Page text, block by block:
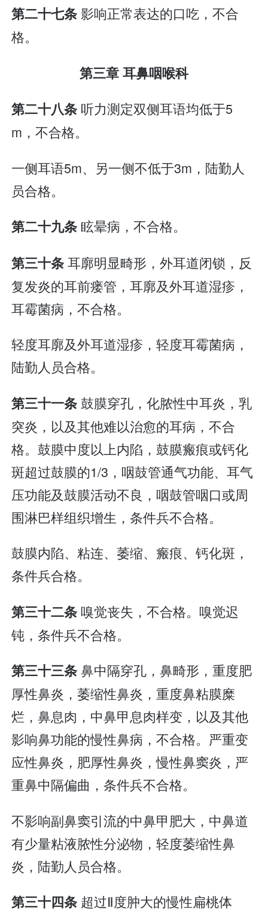
第二十七条影响正常表达的口吃，不合
格。
第三章 耳鼻咽喉科
第二十八条 听力测定双侧耳语均低于5
m，不合格。
一侧耳语5m、另一侧不低于3m，陆勤人
员合格。
第二十九条 眩晕病，不合格。
第三十条耳廓明显畸形，外耳道闭锁，反
复发炎的耳前瘘管，耳廓及外耳道湿疹，
耳霉菌病，不合格。
轻度耳廓及外耳道湿疹，轻度耳霉菌病，
陆勤人员合格。
第三十一条鼓膜穿孔，化脓性中耳炎，乳
突炎，以及其他难以治愈的耳病，不合
格。鼓膜中度以上内陷，鼓膜瘢痕或钙化
斑超过鼓膜的1/3，咽鼓管通气功能、耳气
压功能及鼓膜活动不良，咽鼓管咽口或周
围淋巴样组织增生，条件兵不合格。
鼓膜内陷、粘连、萎缩、瘢痕、钙化斑，
条件兵合格。
第三十二条 嗅觉丧失，不合格。嗅觉迟
钝，条件兵不合格。
第三十三条鼻中隔穿孔，鼻畸形，重度肥
厚性鼻炎，萎缩性鼻炎，重度鼻粘膜糜
烂，鼻息肉，中鼻甲息肉样变，以及其他
影响鼻功能的慢性鼻病，不合格。严重变
应性鼻炎，肥厚性鼻炎，慢性鼻窦炎，严
重鼻中隔偏曲，条件兵不合格。
不影响副鼻窦引流的中鼻甲肥大，中鼻道
有少量粘液脓性分泌物，轻度萎缩性鼻
炎，陆勤人员合格。
第三十四条 超过Ⅱ度肿大的慢性扁桃体